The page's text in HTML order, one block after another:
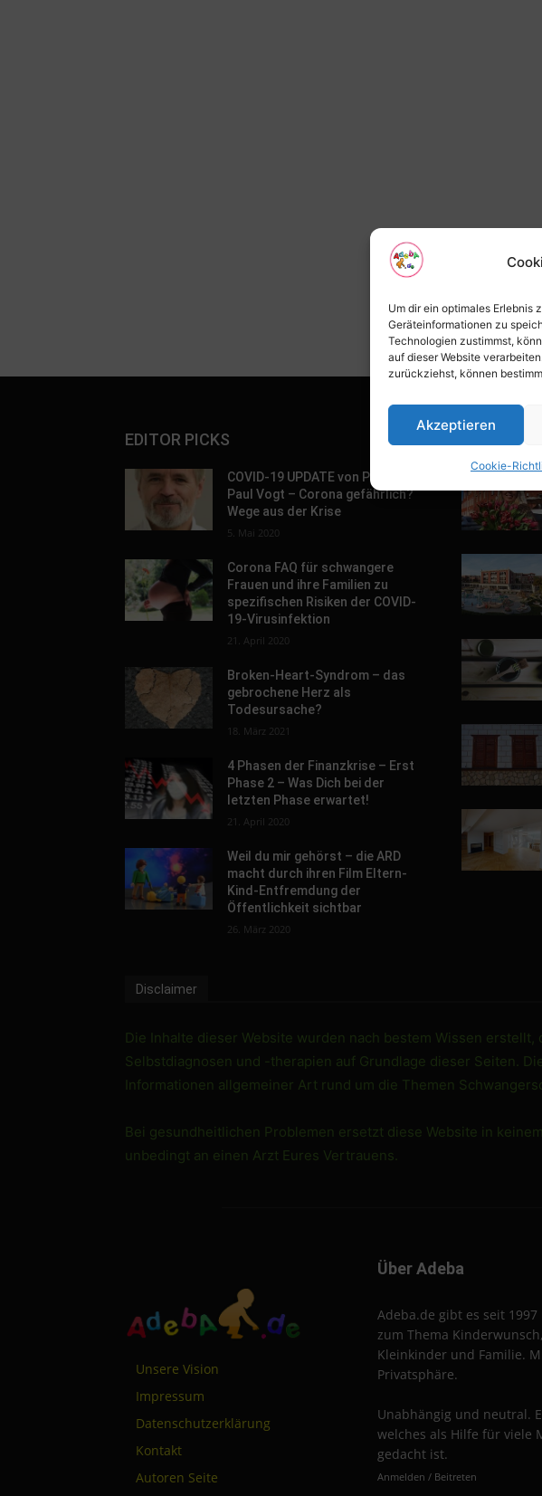
Um dir ein optimales Erlebnis
Geräteinformationen zu
Technologien zustimmst,
auf dieser Website
zurückziehst, können
Akzeptieren
Cookie-
EDITOR PICKS
COVID-19 UPDATE von Prof. Dr.
Paul Vogt – Corona gefährlich?
Wege aus der Krise
5. Mai 2020
Corona FAQ für schwangere
Frauen und ihre Familien zu
spezifischen Risiken der COVID-
19-Virusinfektion
21. April 2020
Broken-Heart-Syndrom – das
gebrochene Herz als
Todesursache?
18. März 2021
4 Phasen der Finanzkrise – Erst
Phase 2 – Was Dich bei der
letzten Phase erwartet!
21. April 2020
Weil du mir gehörst – die ARD
macht durch ihren Film Eltern-
Kind-Entfremdung der
Öffentlichkeit sichtbar
26. März 2020
POPULAR
Disclaimer
Die Inhalte dieser Website wurden nach bestem Wissen
Selbstdiagnosen und -therapien auf Grundlage dieser Seiten.
Informationen allgemeiner Art rund um die Themen
Bei gesundheitlichen Problemen ersetzt diese Website in
unbedingt an einen Arzt Eures Vertrauens.
Unsere Vision
Impressum
Datenschutzerklärung
Kontakt
Autoren Seite
Über Adeba
Adeba.de gibt es seit
zum Thema
Kleinkinder und Familie.
Privatsphäre.
Unabhängig und neutral.
welches als Hilfe für viele
gedacht ist.
Anmelden / Beitreten